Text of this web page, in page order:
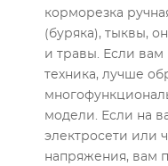
корморезка
(буряка), тыквы,
и травы. Если вам
техника, лучше
модели. Если на
электросети или
напряжения, вам